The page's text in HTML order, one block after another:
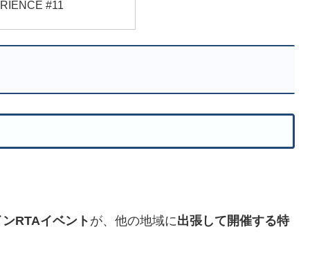
#11
RTAイベント が、他の地域に出張して開催する特